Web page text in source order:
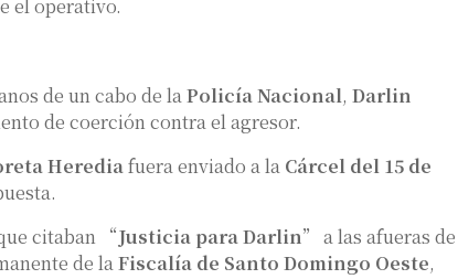
el operativo.
de un cabo de laPolicía Nacional, Darlin
de coerción contra el agresor.
Herediafuera enviado a la Cárcel del 15 de
citaban “Justicia para Darlin” a las afueras de
de laFiscalía de Santo Domingo Oeste,